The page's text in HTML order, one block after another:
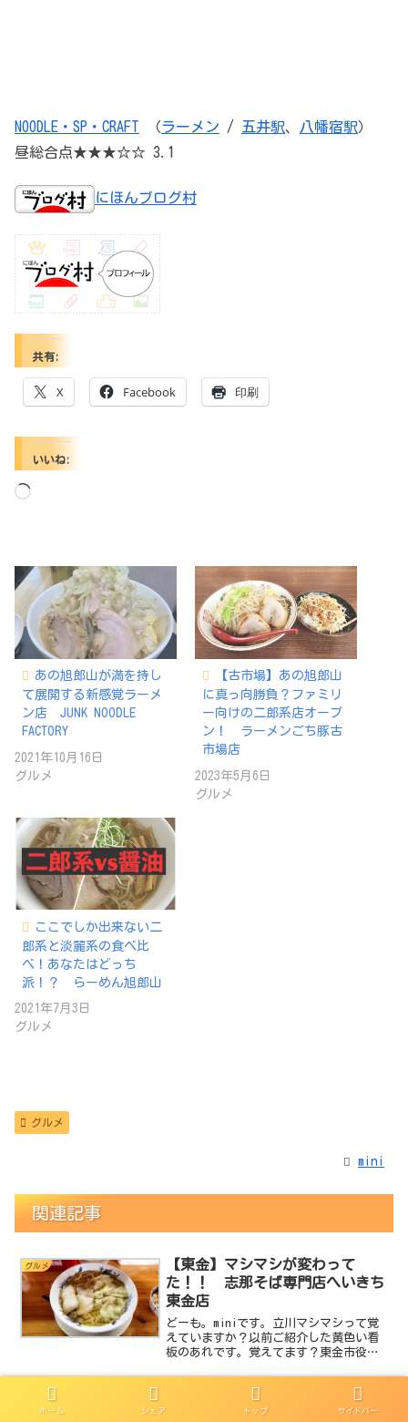
NOODLE・SP・CRAFT （ラーメン / 五井駅、 八幡宿駅）
昼総合点★★★☆☆ 3.1
にほんブログ村
共有:
X Facebook 印刷
いいね:
読
み
中…
あの旭郎山が満を持し
て展開する新感覚ラーメ
ン店 JUNK NOODLE
FACTORY
2021年10月16日
グルメ
【古市場】あの旭郎山
に真っ向勝負？ファミリ
ー向けの二郎系店オープ
ン！ ラーメンごち豚古
市場店
2023年5月6日
グルメ
ここでしか出来ない二
郎系と淡麗系の食べ比
べ！あなたはどっち
派！？ らーめん旭郎山
2021年7月3日
グルメ
グルメ
mini
関連記事
グルメ
【東金】マシマシが変わって
た！！ 志那そば専門店へいきち
東金店
どーも。miniです。立川マシマシって覚
えていますか？以前ご紹介した黄色い看
板のあれです。覚えてます？東金市役所
久しぶりに行ってきた...
グルメ
絶品！本格中華が気軽に味わえる
お店中国ラーメン揚州商人の本気
ホーム シェア トップ サイドバー